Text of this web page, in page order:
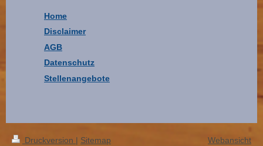
Home
Disclaimer
AGB
Datenschutz
Stellenangebote
Druckversion | Sitemap
Webansicht